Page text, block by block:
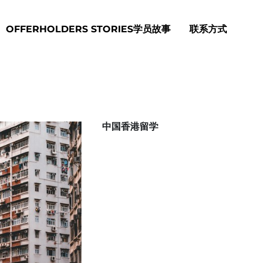
OFFERHOLDERS STORIES学员故事 联系方式
中国香港留学